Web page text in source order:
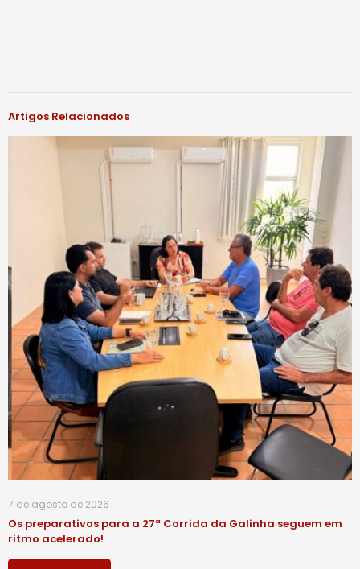
Artigos Relacionados
7 de agosto de 2026
Os preparativos para a 27ª Corrida da Galinha seguem em
ritmo acelerado!